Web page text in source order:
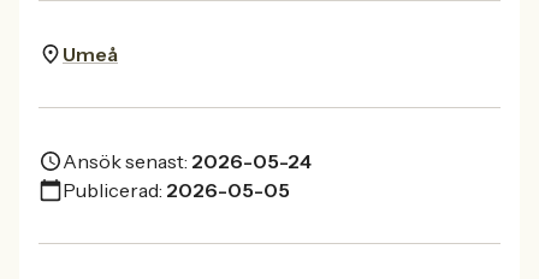
Umeå
Ansök senast: 2026-05-24
Publicerad: 2026-05-05